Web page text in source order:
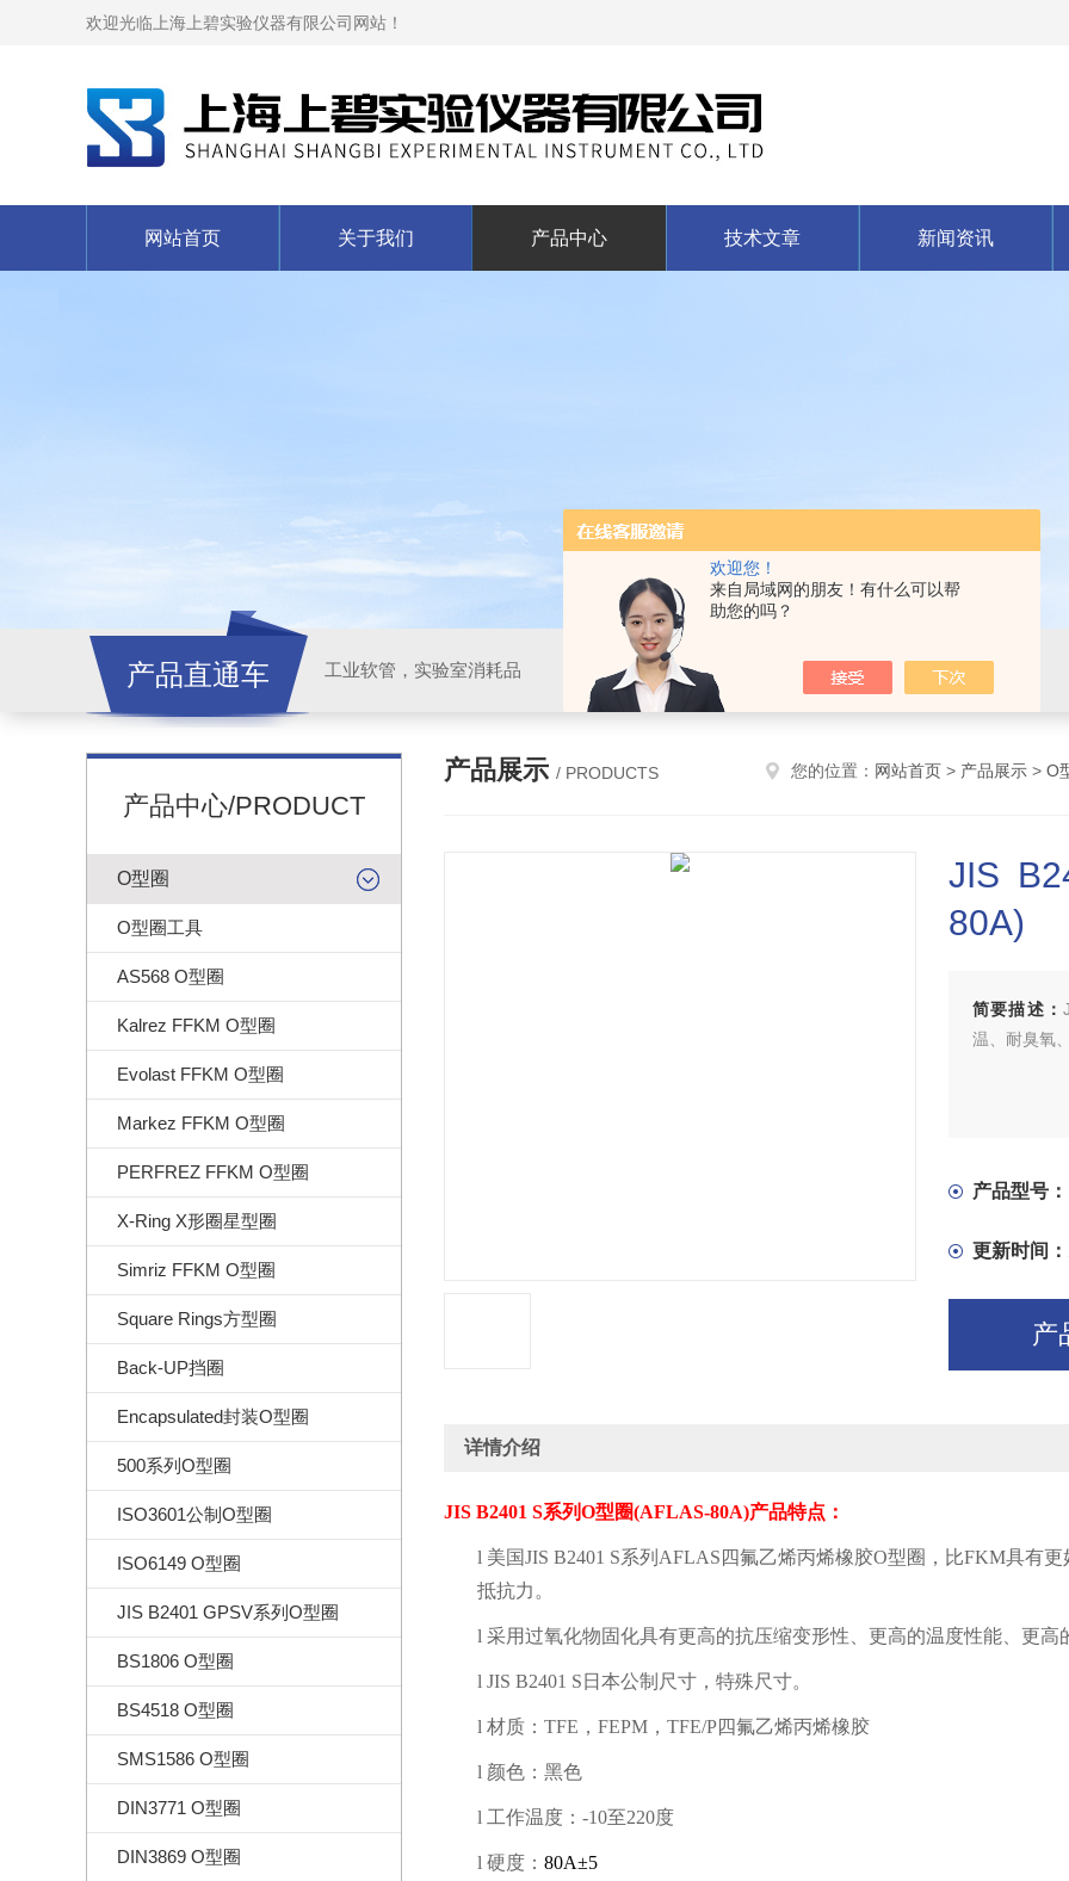
欢迎您！
来自局域网的朋友！有什么可以帮
助您的吗？
欢迎光临上海上碧实验仪器有限公司网站！
网站首页 关于我们 产品中心 技术文章 新闻资讯
产品直通车 工业软管，实验室消耗品
产品中心/PRODUCT
O型圈
O型圈工具
AS568 O型圈
Kalrez FFKM O型圈
Evolast FFKM O型圈
Markez FFKM O型圈
PERFREZ FFKM O型圈
X-Ring X形圈星型圈
Simriz FFKM O型圈
Square Rings方型圈
Back-UP挡圈
Encapsulated封装O型圈
500系列O型圈
ISO3601公制O型圈
ISO6149 O型圈
JIS B2401 GPSV系列O型圈
BS1806 O型圈
BS4518 O型圈
SMS1586 O型圈
DIN3771 O型圈
DIN3869 O型圈
产品展示 / PRODUCTS 您的位置： 网站首页 > 产品展示 > O
JIS
80A)
简要描述：
温、耐臭氧
产品型号：
更新时间：
产
详情介绍
JIS B2401 S系列O型圈(AFLAS-80A)产品特点：
l 美国JIS B2401 S系列 AFLAS 四氟乙烯丙烯橡胶O型圈，比FKM具有更
抵抗力。
l 采用过氧化物固化具有更高的抗压缩变形性、更高的温度性能、更
l JIS B2401 S 日本公制尺寸，特殊尺寸。
l 材质： TFE ， FEPM ， TFE/P四氟乙烯丙烯橡胶
l 颜色：黑色
l 工作温度： -10至220度
l 硬度： 80A±5